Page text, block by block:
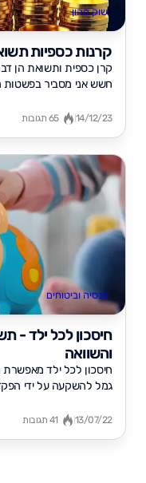
שוק ההון
קרנות כספיות
קרן כספית ותשואת הן
חשש אני מסביר בפשטות
14/12/23 65 תגובות
פנסיה וביטוחים
חיסכון לכל ילד -
והשוואה
חיסכון לכל ילד מאפשרת
גמל להשקעה על ידי
13/07/22 41 תגובות